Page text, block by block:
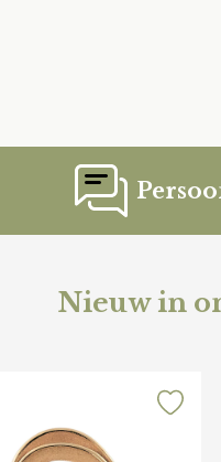
Nieuw in